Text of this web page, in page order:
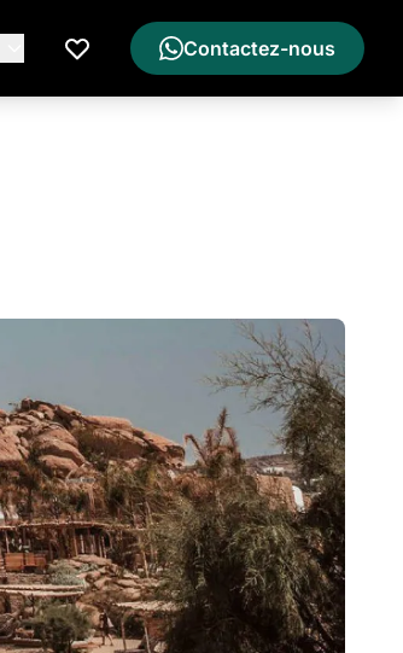
Ma Liste de Souhaits
Contactez-nous